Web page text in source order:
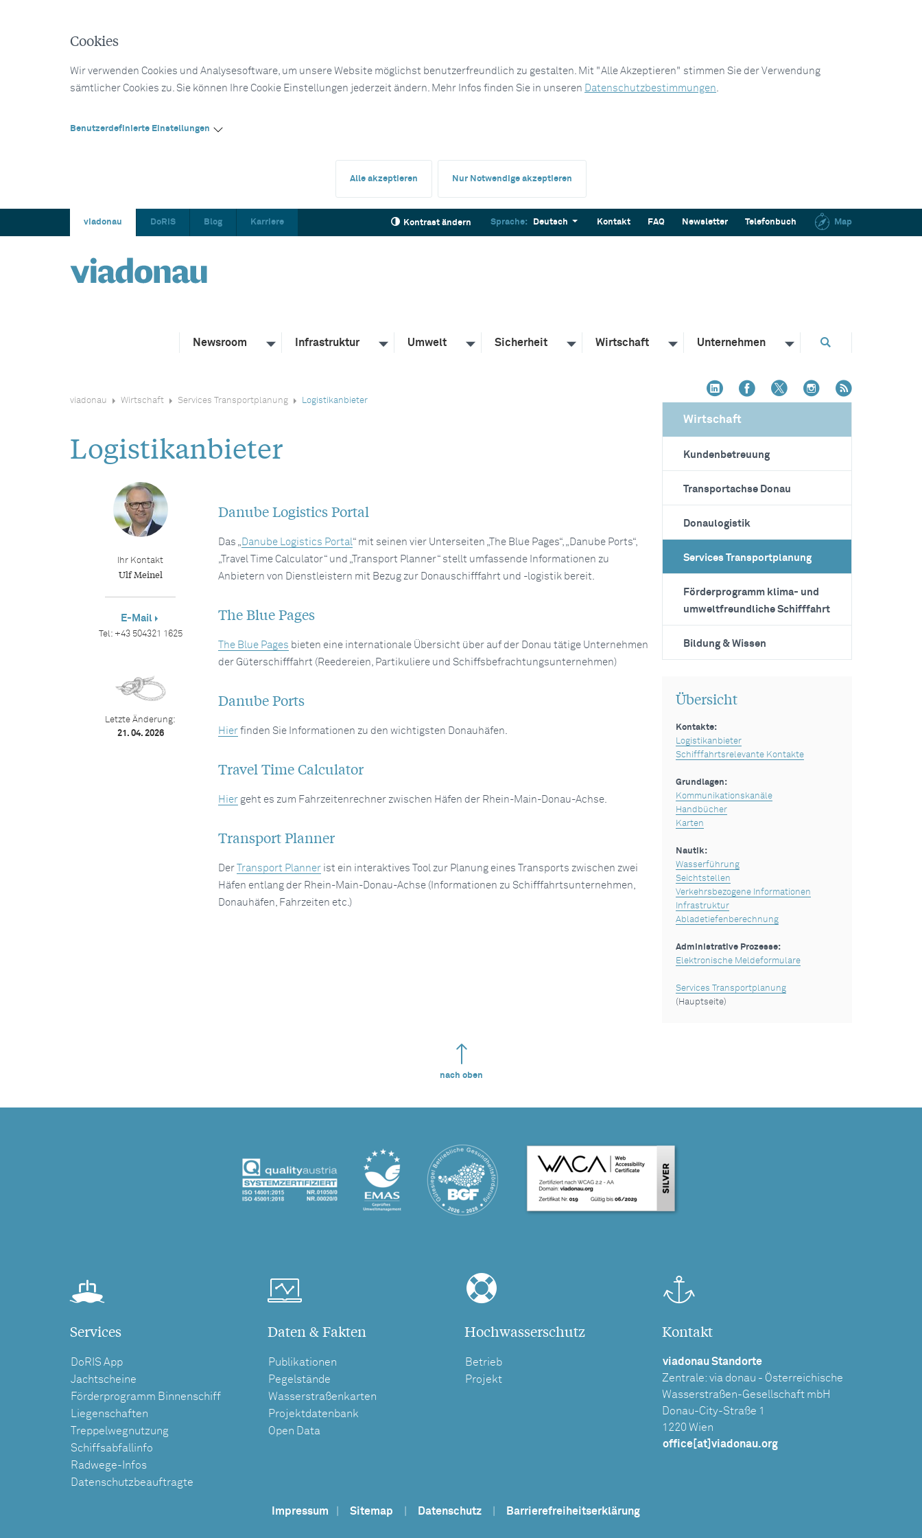
Cookies
Wir verwenden Cookies und Analysesoftware, um unsere Website möglichst benutzerfreundlich zu gestalten. Mit "Alle Akzeptieren" stimmen Sie der Verwendung
sämtlicher Cookies zu. Sie können Ihre Cookie Einstellungen jederzeit ändern. Mehr Infos finden Sie in unseren Datenschutzbestimmungen.
Benutzerdefinierte Einstellungen
Alle akzeptieren Nur Notwendige akzeptieren
viadonau DoRIS Blog Karriere Kontrast ändern Sprache: Deutsch Kontakt FAQ Newsletter Telefonbuch Map
Newsroom Infrastruktur Umwelt Sicherheit Wirtschaft Unternehmen
viadonau Wirtschaft Services Transportplanung Logistikanbieter
Logistikanbieter
Danube Logistics Portal
Das „ Danube Logistics Portal“ mit seinen vier Unterseiten „The Blue Pages“, „Danube Ports“,
„Travel Time Calculator“ und „Transport Planner“ stellt umfassende Informationen zu
Anbietern von Dienstleistern mit Bezug zur Donauschifffahrt und -logistik bereit.
The Blue Pages
The Blue Pages bieten eine internationale Übersicht über auf der Donau tätige Unternehmen
der Güterschifffahrt (Reedereien, Partikuliere und Schiffsbefrachtungsunternehmen)
Danube Ports
Hierfinden Sie Informationen zu den wichtigsten Donauhäfen.
Travel Time Calculator
Hiergeht es zum Fahrzeitenrechner zwischen Häfen der Rhein-Main-Donau-Achse.
Transport Planner
Der Transport Plannerist ein interaktives Tool zur Planung eines Transports zwischen zwei
Häfen entlang der Rhein-Main-Donau-Achse (Informationen zu Schifffahrtsunternehmen,
Donauhäfen, Fahrzeiten etc.)
Ihr Kontakt
Ulf Meinel
E-Mail
Tel: +43 504321 1625
Letzte Änderung:
21. 04. 2026
Wirtschaft
Kundenbetreuung
Transportachse Donau
Donaulogistik
Services Transportplanung
Förderprogramm klima- und
umweltfreundliche Schifffahrt
Bildung & Wissen
Übersicht
Kontakte:
Logistikanbieter
Schifffahrtsrelevante Kontakte
Grundlagen:
Kommunikationskanäle
Handbücher
Karten
Nautik:
Wasserführung
Seichtstellen
Verkehrsbezogene Informationen
Infrastruktur
Abladetiefenberechnung
Administrative Prozesse:
Elektronische Meldeformulare
Services Transportplanung
(Hauptseite)
nach oben
Services
DoRIS App
Jachtscheine
Förderprogramm Binnenschiff
Liegenschaften
Treppelwegnutzung
Schiffsabfallinfo
Radwege-Infos
Datenschutzbeauftragte
Daten & Fakten
Publikationen
Pegelstände
Wasserstraßenkarten
Projektdatenbank
Open Data
Hochwasserschutz
Betrieb
Projekt
Kontakt
viadonau Standorte
Zentrale: via donau - Österreichische
Wasserstraßen-Gesellschaft mbH
Donau-City-Straße 1
1220 Wien
office[at]viadonau.org
Impressum Sitemap Datenschutz Barrierefreiheitserklärung